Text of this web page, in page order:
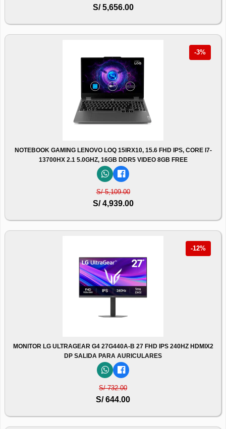
S/ 5,656.00
-3%
NOTEBOOK GAMING LENOVO LOQ 15IRX10, 15.6 FHD IPS, CORE I7-
13700HX 2.1 5.0GHZ, 16GB DDR5 VIDEO 8GB FREE
S/ 5,109.00
S/ 4,939.00
-12%
MONITOR LG ULTRAGEAR G4 27G440A-B 27 FHD IPS 240HZ HDMIX2
DP SALIDA PARA AURICULARES
S/ 732.00
S/ 644.00